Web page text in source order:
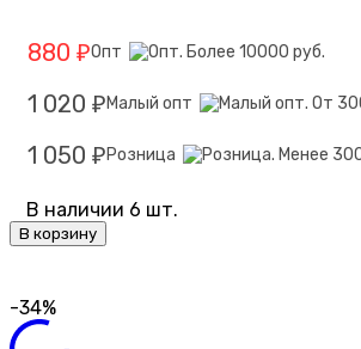
880 ₽Опт
1 020 ₽ Малый опт
1 050 ₽ Розница
В наличии 6 шт.
В корзину
-34%